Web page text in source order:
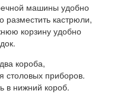
машины удобно
разместить кастрюли,
корзину удобно
короба,
столовых приборов.
в нижний короб.